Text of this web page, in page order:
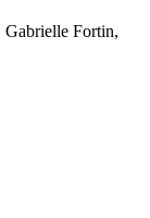
Gabrielle Fortin,